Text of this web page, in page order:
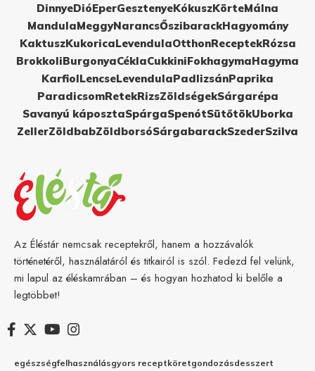
DinnyeDióEperGesztenyeKókuszKörteMálna
MandulaMeggyNarancsŐszibarackHagyomány
KaktuszKukoricaLevendulaOtthonReceptekRózsa
BrokkoliBurgonyaCéklaCukkiniFokhagymaHagyma
KarfiolLencseLevendulaPadlizsánPaprika
ParadicsomRetekRizsZöldségekSárgarépa
Savanyú káposztaSpárgaSpenótSütőtökUborka
ZellerZöldbabZöldborsóSárgabarackSzederSzilva
Az Éléstár nemcsak receptekről, hanem a hozzávalók
történetéről, használatáról és titkairól is szól. Fedezd fel velünk,
mi lapul az éléskamrában – és hogyan hozhatod ki belőle a
legtöbbet!
egészségfelhasználásgyors receptköretgondozásdesszert